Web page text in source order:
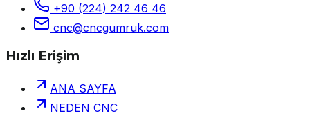
+90 (224) 242 46 46
cnc@cncgumruk.com
Hızlı Erişim
ANA SAYFA
NEDEN CNC